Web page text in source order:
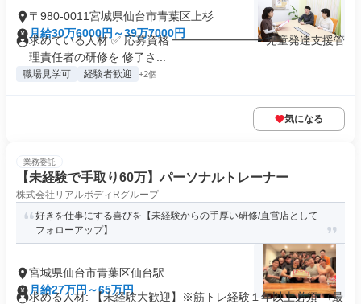
〒980-0011宮城県仙台市青葉区上杉
月給30万6000円～39万7000円
求めている人材 ✅ 応募資格 ━━━━━━━━ 児童発達支援管
理責任者の研修を 修了さ...
職場見学可 経験者歓迎 +2個
気になる
業務委託
【未経験で手取り60万】パーソナルトレーナー
株式会社リアルボディRグループ
好きを仕事にする喜びを【未経験からの手厚い研修/直営店として
フォローアップ】
宮城県仙台市青葉区仙台駅
月給27万円～65万円
求める人材: 【未経験大歓迎】※筋トレ経験１年以上必須 〈最